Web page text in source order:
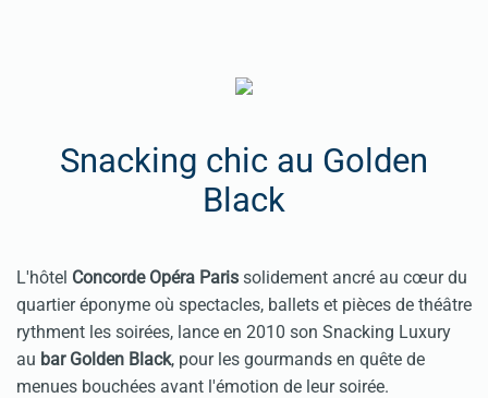
Snacking chic au Golden
Black
L'hôtel Concorde Opéra Paris solidement ancré au cœur du
quartier éponyme où spectacles, ballets et pièces de théâtre
rythment les soirées, lance en 2010 son Snacking Luxury
au bar Golden Black, pour les gourmands en quête de
menues bouchées avant l'émotion de leur soirée.